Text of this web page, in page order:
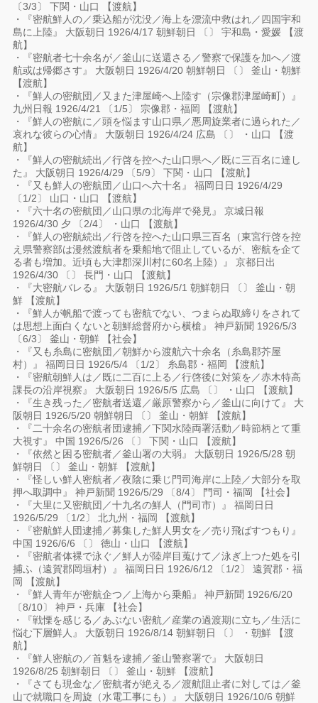
〔3/3〕 下関・山口 【渡航】
・『密航鮮人の／乗込船が沈没／海上を漂流中救はれ／四国宇和
島に上陸』 大阪朝日 1926/4/17 朝鮮朝日 〔〕 宇和島・愛媛 【渡
航】
・『密航者七十余名が／釜山に送還さる／警察で保護を加へ／渡
航或は帰郷さす』 大阪朝日 1926/4/20 朝鮮朝日 〔〕 釜山・朝鮮
【渡航】
・『鮮人の密航団／又また津屋崎へ上陸す（宗像郡津屋崎町）』
九州日報 1926/4/21 〔1/5〕 宗像郡・福岡 【渡航】
・『鮮人の密航に／頭を悩ます山口県／悪周旋業者に過られた／
哀れな彼らの心情』 大阪朝日 1926/4/24 広島 〔〕 ・山口 【渡
航】
・『鮮人の密航続出／行啓を控へた山口県へ／既に三百名に達し
た』 大阪朝日 1926/4/29 〔5/9〕 下関・山口 【渡航】
・『又も鮮人の密航団／山口へ六十名』 福岡日日 1926/4/29
〔1/2〕 山口・山口 【渡航】
・『六十名の密航団／山口県の北海岸で発見』 京城日報
1926/4/30 夕 〔2/4〕 ・山口 【渡航】
・『鮮人の密航続出／行啓を控へた山口県三百名（東宮行啓を控
え県警察部は漫然渡航者を乗船地で阻止しているが、密航を企て
る者も増加。近頃も大津郡深川村に60名上陸）』 京都日出
1926/4/30 〔〕 長門・山口 【渡航】
・『大密航バレる』 大阪朝日 1926/5/1 朝鮮朝日 〔〕 釜山・朝
鮮 【渡航】
・『鮮人が帆船で渡っても密航でない、つまらぬ取締りをされて
は思想上面白くないと朝鮮総督府から横槍』 神戸新聞 1926/5/3
〔6/3〕 釜山・朝鮮 【社会】
・『又も糸島に密航団／朝鮮から渡航六十余名（糸島郡芥屋
村）』 福岡日日 1926/5/4 〔1/2〕 糸島郡・福岡 【渡航】
・『密航朝鮮人は／既に二百に上る／行啓後に対策を／赤木特高
課長の沿岸視察』 大阪朝日 1926/5/5 広島 〔〕 ・山口 【渡航】
・『生き残った／密航者送還／厳原警察から／釜山に向けて』 大
阪朝日 1926/5/20 朝鮮朝日 〔〕 釜山・朝鮮 【渡航】
・『二十余名の密航者団逮捕／下関水陸両署活動／時節柄とて重
大視す』 中国 1926/5/26 〔〕 下関・山口 【渡航】
・『依然と困る密航者／釜山署の大弱』 大阪朝日 1926/5/28 朝
鮮朝日 〔〕 釜山・朝鮮 【渡航】
・『怪しい鮮人密航者／夜陰に乗じ門司海岸に上陸／大部分を取
押へ取調中』 神戸新聞 1926/5/29 〔8/4〕 門司・福岡 【社会】
・『大里に又密航団／十九名の鮮人（門司市）』 福岡日日
1926/5/29 〔1/2〕 北九州・福岡 【渡航】
・『密航鮮人団逮捕／募集した鮮人男女を／売り飛ばすつもり』
中国 1926/6/6 〔〕 徳山・山口 【渡航】
・『密航者体裸で泳ぐ／鮮人が陸岸目蒐けて／泳ぎ上つた処を引
捕ふ（遠賀郡岡垣村）』 福岡日日 1926/6/12 〔1/2〕 遠賀郡・福
岡 【渡航】
・『鮮人青年が密航企つ／上海から乗船』 神戸新聞 1926/6/20
〔8/10〕 神戸・兵庫 【社会】
・『戦慄を感じる／あぶない密航／産業の過渡期に立ち／生活に
悩む下層鮮人』 大阪朝日 1926/8/14 朝鮮朝日 〔〕 ・朝鮮 【渡
航】
・『鮮人密航の／首魁を逮捕／釜山警察署で』 大阪朝日
1926/8/25 朝鮮朝日 〔〕 釜山・朝鮮 【渡航】
・『さても現金な／密航者が絶える／渡航阻止者に対しては／釜
山で就職口を周旋（水電工事にも）』 大阪朝日 1926/10/6 朝鮮